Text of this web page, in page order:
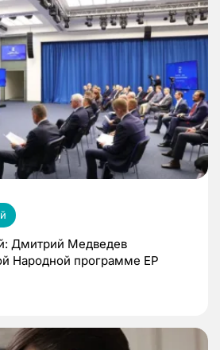
Дмитрий Медведев
Народной программе ЕР